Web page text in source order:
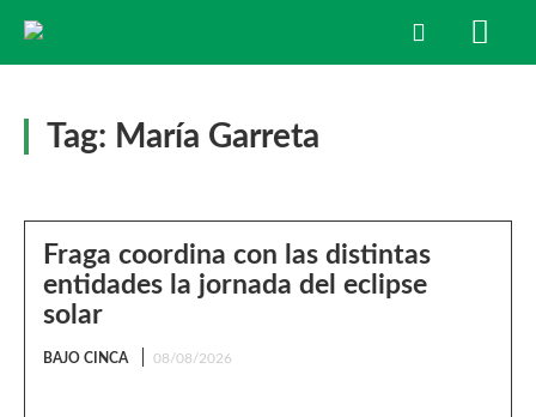
Tag: María Garreta
Fraga coordina con las distintas
entidades la jornada del eclipse
solar
BAJO CINCA 08/08/2026